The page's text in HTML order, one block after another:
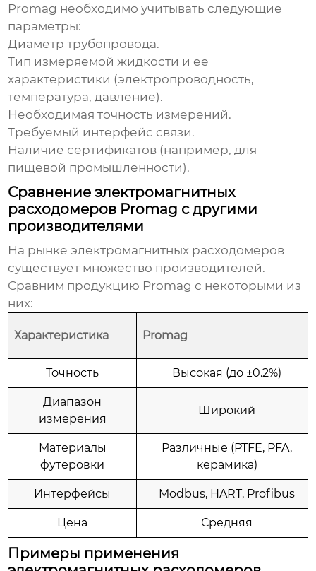
Promag необходимо учитывать следующие
параметры:
Диаметр трубопровода.
Тип измеряемой жидкости и ее
характеристики (электропроводность,
температура, давление).
Необходимая точность измерений.
Требуемый интерфейс связи.
Наличие сертификатов (например, для
пищевой промышленности).
Сравнение электромагнитных
расходомеров Promag с другими
производителями
На рынкеэлектромагнитных расходомеров
существует множество производителей.
Сравним продукцию Promag с некоторыми из
них:
Характеристика Promag
Точность Высокая (до ±0.2%)
Диапазон
измерения
Широкий
Материалы
футеровки
Различные (PTFE, PFA,
керамика)
Интерфейсы Modbus, HART, Profibus
Цена Средняя
Примеры применения